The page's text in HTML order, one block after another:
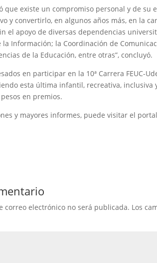
que existe un compromiso personal y de
y convertirlo, en algunos años más, en la
el apoyo de diversas dependencias
la Información; la Coordinación de
de la Educación, entre otras”, concluyó.
en participar en la 10ª Carrera FEUC-
esta última infantil, recreativa, inclusiva
en premios.
y mayores informes, puede visitar el
correo electrónico no será publicada. Los